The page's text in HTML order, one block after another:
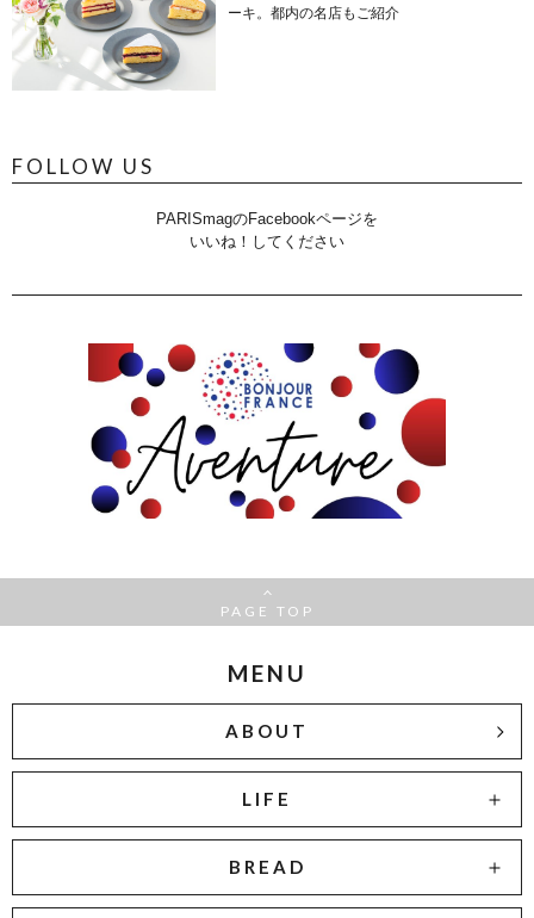
ーキ。都内の名店もご紹介
FOLLOW US
PARISmagのFacebookページを
いいね！してください
PAGE TOP
MENU
ABOUT
LIFE
BREAD